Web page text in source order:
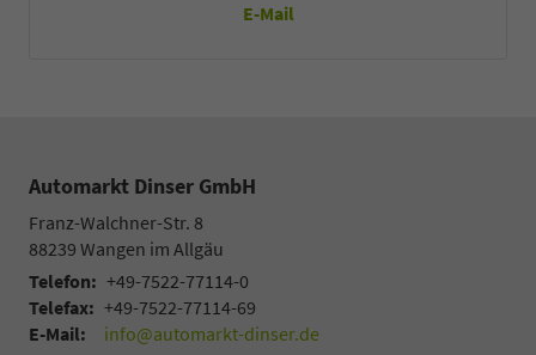
E-Mail
Automarkt Dinser GmbH
Franz-Walchner-Str. 8
88239 Wangen im Allgäu
Telefon: +49-7522-77114-0
Telefax: +49-7522-77114-69
E-Mail:
info@automarkt-dinser.de